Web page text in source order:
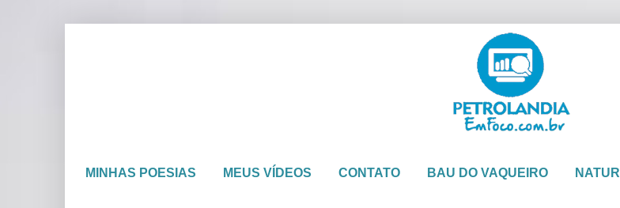
MINHAS POESIAS MEUS VÍDEOS CONTATO BAU DO VAQUEIRO